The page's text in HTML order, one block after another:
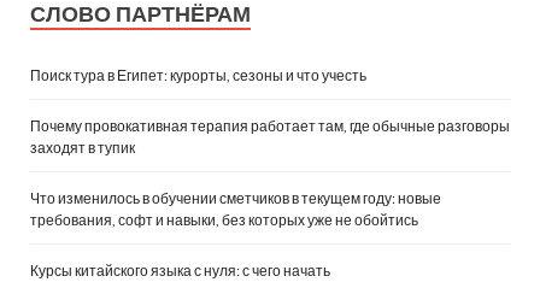
СЛОВО ПАРТНЁРАМ
Поиск тура в Египет: курорты, сезоны и что учесть
Почему провокативная терапия работает там, где обычные разговоры
заходят в тупик
Что изменилось в обучении сметчиков в текущем году: новые
требования, софт и навыки, без которых уже не обойтись
Курсы китайского языка с нуля: с чего начать